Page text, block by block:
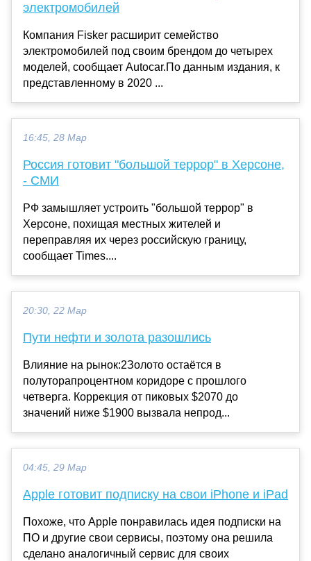
электромобилей
Компания Fisker расширит семейство
электромобилей под своим брендом до четырех
моделей, сообщает Autocar.По данным издания, к
представленному в 2020 ...
16:45, 28 Мар
Россия готовит "большой террор" в Херсоне,
- СМИ
РФ замышляет устроить "большой террор" в
Херсоне, похищая местных жителей и
переправляя их через российскую границу,
сообщает Times....
20:30, 22 Мар
Пути нефти и золота разошлись
Влияние на рынок:2Золото остаётся в
полуторапроцентном коридоре с прошлого
четверга. Коррекция от пиковых $2070 до
значений ниже $1900 вызвала непрод...
04:45, 29 Мар
Apple готовит подписку на свои iPhone и iPad
Похоже, что Apple понравилась идея подписки на
ПО и другие свои сервисы, поэтому она решила
сделано аналогичный сервис для своих